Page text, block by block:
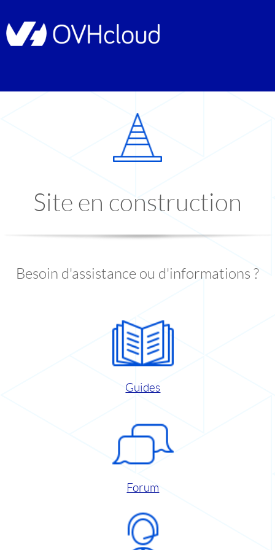
Site en construction
Besoin d'assistance ou d'informations ?
Guides
Forum